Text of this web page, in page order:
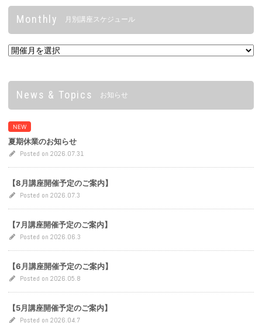
Monthly 月別講座スケジュール
News & Topics お知らせ
NEW
夏期休業のお知らせ
Posted on 2026.07.31
【8月講座開催予定のご案内】
Posted on 2026.07.3
【7月講座開催予定のご案内】
Posted on 2026.06.3
【6月講座開催予定のご案内】
Posted on 2026.05.8
【5月講座開催予定のご案内】
Posted on 2026.04.7